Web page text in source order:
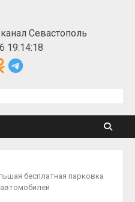
Севастополь
19:14:19
бесплатная парковка